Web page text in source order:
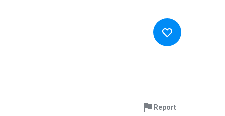
Report